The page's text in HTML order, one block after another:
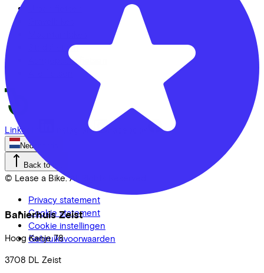
Banierhuis Zeist
Hoog Kanje 78
3708 DL Zeist
Stadsfietsen
Aangepaste fietsen
LinkedIn Instagram
Nederlands
Back to top
© Lease a Bike. All Rights Reserved.
Privacy statement
Cookie statement
Cookie instellingen
Gebruiksvoorwaarden